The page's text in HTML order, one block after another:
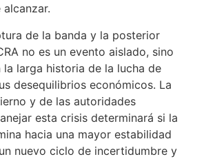
de la banda y la posterior
no es un evento aislado, sino
la larga historia de la lucha de
desequilibrios económicos. La
y de las autoridades
esta crisis determinará si la
hacia una mayor estabilidad
nuevo ciclo de incertidumbre y